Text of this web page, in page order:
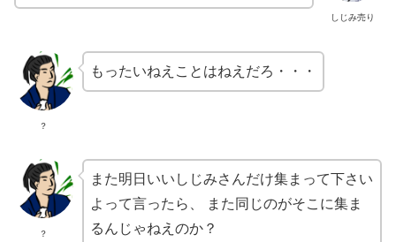
しじみ売り
？
もったいねえことはねえだろ・・・
？
また明日いいしじみさんだけ集まって下さい
よって言ったら、 また同じのがそこに集ま
るんじゃねえのか？